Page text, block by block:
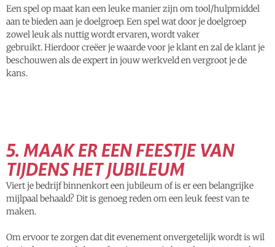
Een spel op maat kan een leuke manier zijn om tool/hulpmiddel
aan te bieden aan je doelgroep. Een spel wat door je doelgroep
zowel leuk als nuttig wordt ervaren, wordt vaker
gebruikt. Hierdoor creëer je waarde voor je klant en zal de klant je
beschouwen als de expert in jouw werkveld en vergroot je de
kans.
5. MAAK ER EEN FEESTJE VAN
TIJDENS HET JUBILEUM
Viert je bedrijf binnenkort een jubileum of is er een belangrijke
mijlpaal behaald? Dit is genoeg reden om een leuk feest van te
maken.
Om ervoor te zorgen dat dit evenement onvergetelijk wordt is wil